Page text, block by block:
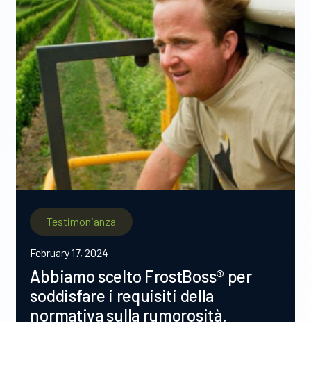
Testimonianza
February 17, 2024
Abbiamo scelto FrostBoss® per
soddisfare i requisiti della
normativa sulla rumorosità.